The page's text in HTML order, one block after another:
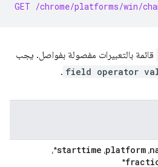
GET /chrome/platforms/win/
قائمة بالتعبيرات مفصولة بفواصل. يجب
field operator
.
، platform، starttime*،
*